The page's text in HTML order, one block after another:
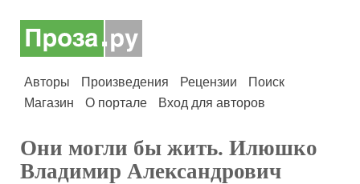
Авторы Произведения Рецензии
Поиск
Магазин
О портале Вход для авторов
Они могли бы жить. Илюшко
Владимир Александрович